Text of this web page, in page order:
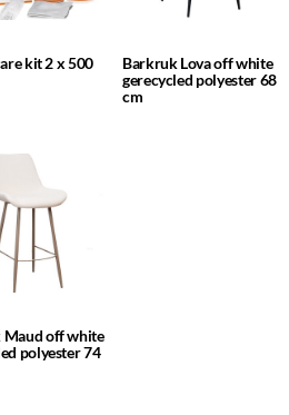
kit 2 x 500
Barkruk Lova off white
gerecycled polyester 68
cm
off white
polyester 74